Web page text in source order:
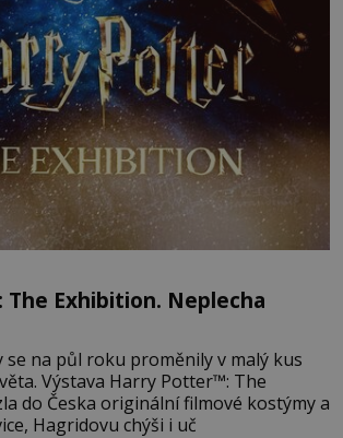
Exhibition. Neplecha
se na půl roku proměnily v malý kus
Výstava Harry Potter™: The
do Česka originální filmové kostýmy a
Hagridovu chýši i uč